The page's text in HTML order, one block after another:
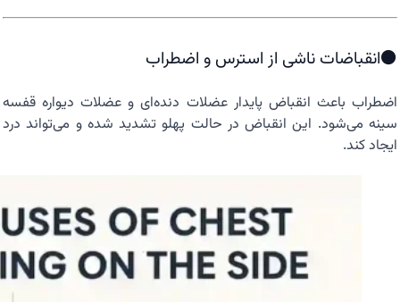
⚫انقباضات ناشی از استرس و اضطراب
اضطراب باعث انقباض پایدار عضلات دنده‌ای و عضلات دیواره قفسه
سینه می‌شود. این انقباض در حالت پهلو تشدید شده و می‌تواند درد
ایجاد کند.